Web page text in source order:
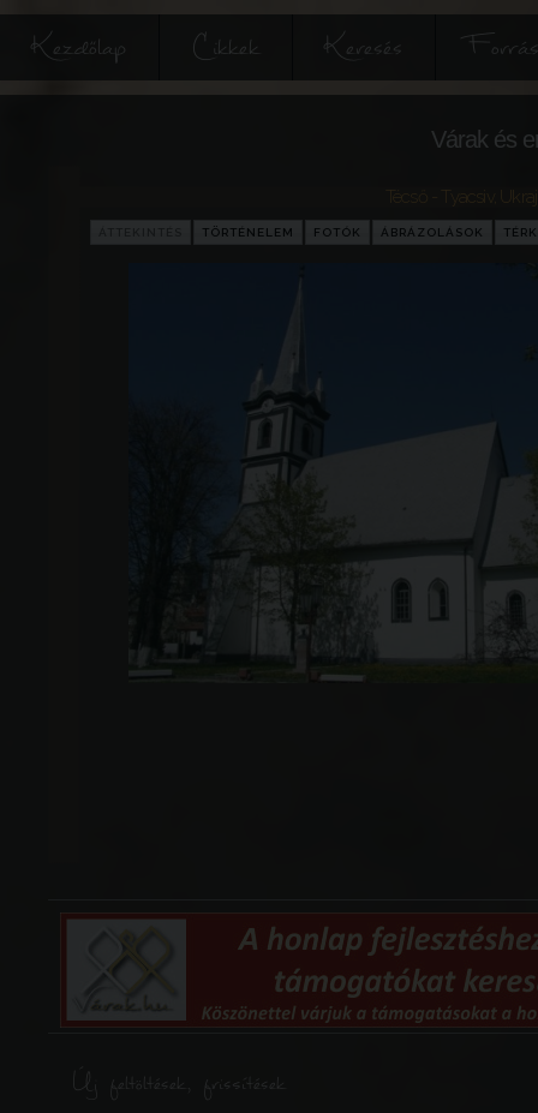
Kezdőlap Cikkek Keresés
Várak és
Técső - Tyacsiv
TÖRTÉNELEM FOTÓK ÁBRÁZOLÁSOK
Új feltöltések, frissítések